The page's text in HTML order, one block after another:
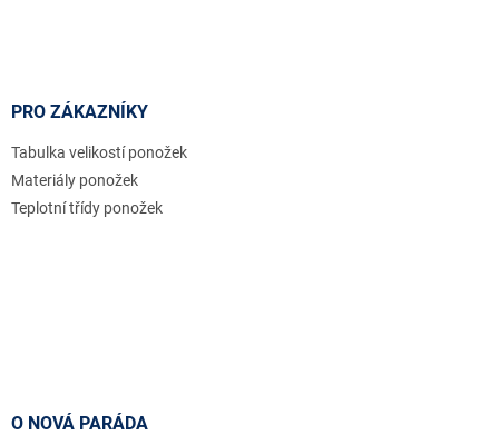
PRO ZÁKAZNÍKY
Tabulka velikostí ponožek
Materiály ponožek
Teplotní třídy ponožek
O NOVÁ PARÁDA